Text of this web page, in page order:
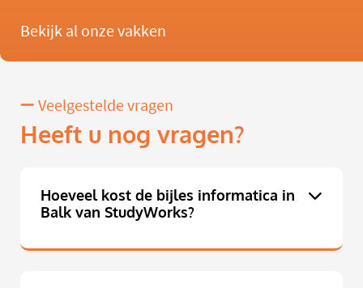
Bekijk al onze vakken
Veelgestelde vragen
Heeft u nog vragen?
Hoeveel kost de bijles informatica in
Balk van StudyWorks?